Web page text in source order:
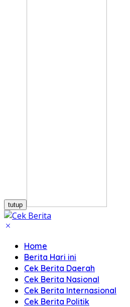
tutup
Home
Berita Hari ini
Cek Berita Daerah
Cek Berita Nasional
Cek Berita Internasional
Cek Berita Politik